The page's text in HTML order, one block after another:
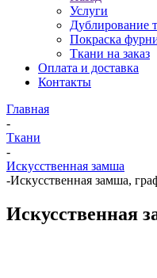
Услуги
Дублирование
Покраска
Ткани на заказ
Оплата и доставка
Контакты
Главная
-
Ткани
-
Искусственная замша
-Искусственная замша,
Искусственная